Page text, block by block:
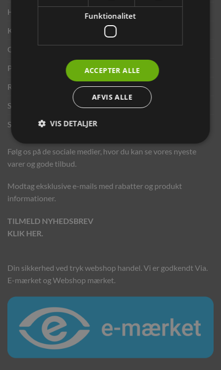
Handelsbetingelser
Kontakt os
Opdrætterrabat
Privatlivspolitik
Returportal
Search results
Sponsorater
Følg os på de sociale medier, hvor du kan se vores nyeste
varer og gode tilbud.
Modtag eksklusive e-mails med rabatter og produkt
informationer.
TILMELD NYHEDSBREV
KLIK HER.
Din sikkerhed ved tryk webshop handel. Vi er godkendt Via.
E-mærket og Webshop mærket.
Funktionalitet
ACCEPTER ALLE
AFVIS ALLE
VIS DETALJER